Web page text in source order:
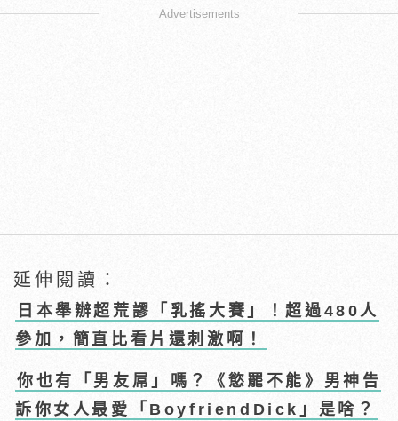
Advertisements
延伸閱讀：
日本舉辦超荒謬「乳搖大賽」！超過480人
參加，簡直比看片還刺激啊！
你也有「男友屌」嗎？《慾罷不能》男神告
訴你女人最愛「BoyfriendDick」是啥？